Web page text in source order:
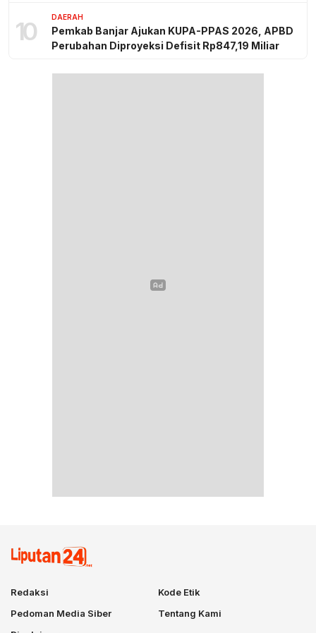
10 DAERAH
Pemkab Banjar Ajukan KUPA-PPAS 2026, APBD
Perubahan Diproyeksi Defisit Rp847,19 Miliar
Redaksi
Kode Etik
Pedoman Media Siber
Tentang Kami